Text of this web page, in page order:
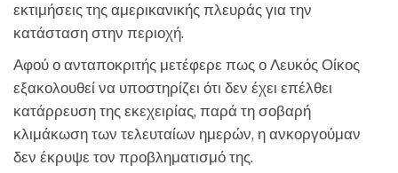
εκτιμήσεις της αμερικανικής πλευράς για την
κατάσταση στην περιοχή.
Αφού ο ανταποκριτής μετέφερε πως ο Λευκός Οίκος
εξακολουθεί να υποστηρίζει ότι δεν έχει επέλθει
κατάρρευση της εκεχειρίας, παρά τη σοβαρή
κλιμάκωση των τελευταίων ημερών, η ανκοργούμαν
δεν έκρυψε τον προβληματισμό της.